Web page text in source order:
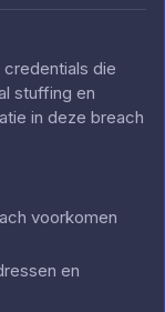
die
stuffing en
in deze breach
voorkomen
en